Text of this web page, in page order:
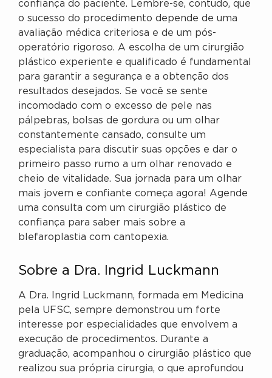
confiança do paciente. Lembre-se, contudo, que
o sucesso do procedimento depende de uma
avaliação médica criteriosa e de um pós-
operatório rigoroso. A escolha de um cirurgião
plástico experiente e qualificado é fundamental
para garantir a segurança e a obtenção dos
resultados desejados. Se você se sente
incomodado com o excesso de pele nas
pálpebras, bolsas de gordura ou um olhar
constantemente cansado, consulte um
especialista para discutir suas opções e dar o
primeiro passo rumo a um olhar renovado e
cheio de vitalidade. Sua jornada para um olhar
mais jovem e confiante começa agora! Agende
uma consulta com um cirurgião plástico de
confiança para saber mais sobre a
blefaroplastia com cantopexia.
Sobre a Dra. Ingrid Luckmann
A Dra. Ingrid Luckmann, formada em Medicina
pela UFSC, sempre demonstrou um forte
interesse por especialidades que envolvem a
execução de procedimentos. Durante a
graduação, acompanhou o cirurgião plástico que
realizou sua própria cirurgia, o que aprofundou